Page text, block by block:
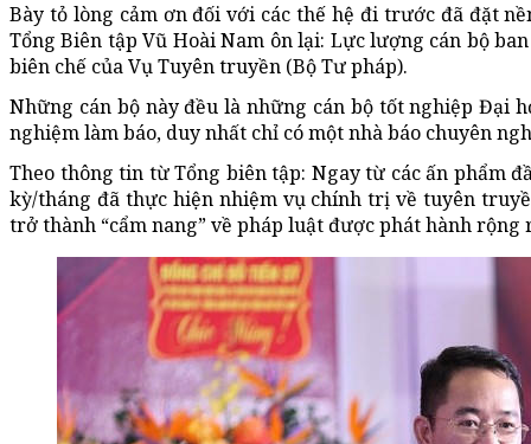
Bày tỏ lòng cảm ơn đối với các thế hệ đi trước đã đặt
Tổng Biên tập Vũ Hoài Nam ôn lại: Lực lượng cán bộ
biên chế của Vụ Tuyên truyền (Bộ Tư pháp).
Những cán bộ này đều là những cán bộ tốt nghiệp Đại
nghiệm làm báo, duy nhất chỉ có một nhà báo chuyên
Theo thông tin từ Tổng biên tập: Ngay từ các ấn phẩm
kỳ/tháng đã thực hiện nhiệm vụ chính trị về tuyên
trở thành “cẩm nang” về pháp luật được phát hành rộng